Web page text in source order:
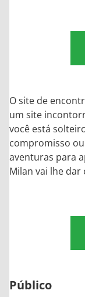
O site de
um site
você está
compromisso
aventuras para
Milan vai lhe
Público